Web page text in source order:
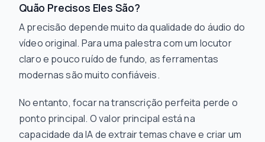
Quão Precisos Eles São?
A precisão depende muito da qualidade do áudio do
vídeo original. Para uma palestra com um locutor
claro e pouco ruído de fundo, as ferramentas
modernas são muito confiáveis.
No entanto, focar na transcrição perfeita perde o
ponto principal. O valor principal está na
capacidade da IA de extrair temas chave e criar um